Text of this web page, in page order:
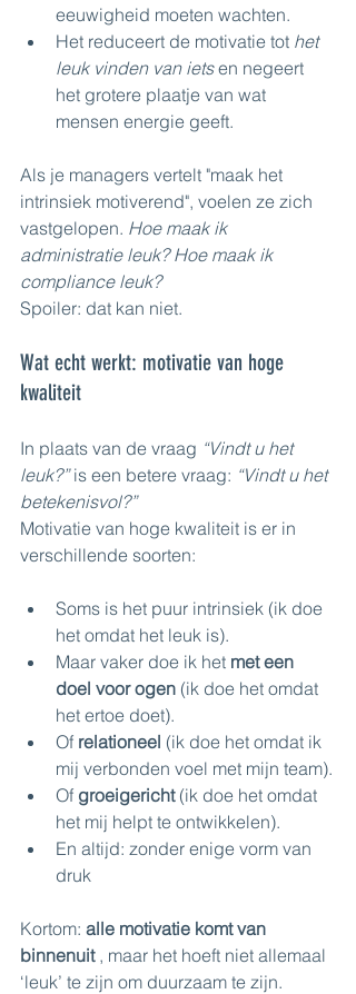
eeuwigheid moeten wachten.
Het reduceert de motivatie tot het
leuk vinden van iets en negeert
het grotere plaatje van wat
mensen energie geeft.
Als je managers vertelt "maak het
intrinsiek motiverend", voelen ze zich
vastgelopen. Hoe maak ik
administratie leuk? Hoe maak ik
compliance leuk?
Spoiler: dat kan niet.
Wat echt werkt: motivatie van hoge
kwaliteit
In plaats van de vraag “Vindt u het
leuk?” is een betere vraag: “Vindt u het
betekenisvol?”
Motivatie van hoge kwaliteit is er in
verschillende soorten:
Soms is het puur intrinsiek (ik doe
het omdat het leuk is).
Maar vaker doe ik het met een
doel voor ogen (ik doe het omdat
het ertoe doet).
Of relationeel (ik doe het omdat ik
mij verbonden voel met mijn team).
Of groeigericht (ik doe het omdat
het mij helpt te ontwikkelen).
En altijd: zonder enige vorm van
druk
Kortom: alle motivatie komt van
binnenuit , maar het hoeft niet allemaal
‘leuk’ te zijn om duurzaam te zijn.